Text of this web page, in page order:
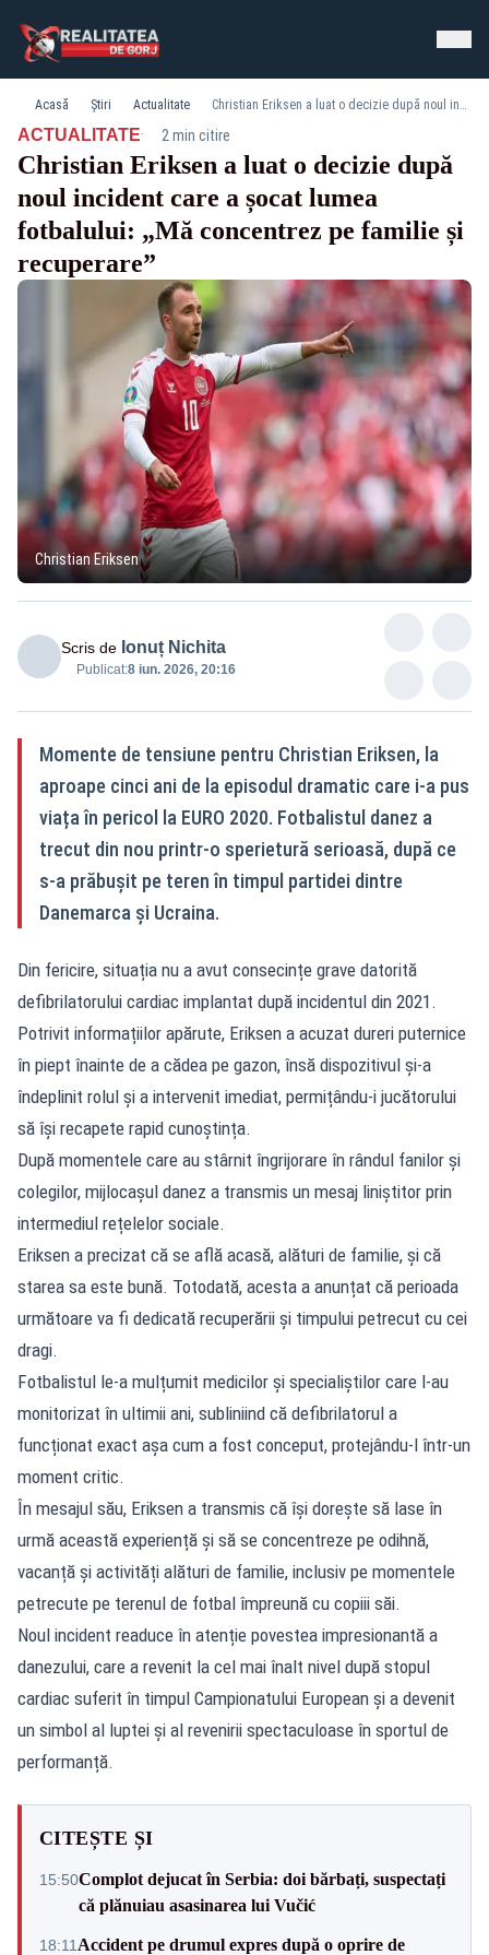
Acasă Știri Actualitate Christian Eriksen a luat o decizie după noul incident care a șocat lumea fotbalului: „Mă concentrez pe familie și recuperare”
ACTUALITATE· 2 min citire
Christian Eriksen a luat o decizie după
noul incident care a șocat lumea
fotbalului: „Mă concentrez pe familie și
recuperare”
Christian Eriksen
Scris de Ionuț Nichita
Publicat:8 iun. 2026, 20:16
Momente de tensiune pentru Christian Eriksen, la
aproape cinci ani de la episodul dramatic care i-a pus
viața în pericol la EURO 2020. Fotbalistul danez a
trecut din nou printr-o sperietură serioasă, după ce
s-a prăbușit pe teren în timpul partidei dintre
Danemarca și Ucraina.
Din fericire, situația nu a avut consecințe grave datorită
defibrilatorului cardiac implantat după incidentul din 2021.
Potrivit informațiilor apărute, Eriksen a acuzat dureri puternice
în piept înainte de a cădea pe gazon, însă dispozitivul și-a
îndeplinit rolul și a intervenit imediat, permițându-i jucătorului
să își recapete rapid cunoștința.
După momentele care au stârnit îngrijorare în rândul fanilor și
colegilor, mijlocașul danez a transmis un mesaj liniștitor prin
intermediul rețelelor sociale.
Eriksen a precizat că se află acasă, alături de familie, și că
starea sa este bună. Totodată, acesta a anunțat că perioada
următoare va fi dedicată recuperării și timpului petrecut cu cei
dragi.
Fotbalistul le-a mulțumit medicilor și specialiștilor care l-au
monitorizat în ultimii ani, subliniind că defibrilatorul a
funcționat exact așa cum a fost conceput, protejându-l într-un
moment critic.
În mesajul său, Eriksen a transmis că își dorește să lase în
urmă această experiență și să se concentreze pe odihnă,
vacanță și activități alături de familie, inclusiv pe momentele
petrecute pe terenul de fotbal împreună cu copiii săi.
Noul incident readuce în atenție povestea impresionantă a
danezului, care a revenit la cel mai înalt nivel după stopul
cardiac suferit în timpul Campionatului European și a devenit
un simbol al luptei și al revenirii spectaculoase în sportul de
performanță.
CITEȘTE ȘI
15:50Complot dejucat în Serbia: doi bărbați, suspectați
că plănuiau asasinarea lui Vučić
18:11 Accident pe drumul expres după o oprire de